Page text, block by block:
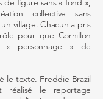
de figure sans « fond »,
collective sans
village. Chacun a pris
pour que Cornillon
« personnage » de
le texte. Freddie Brazil
le reportage